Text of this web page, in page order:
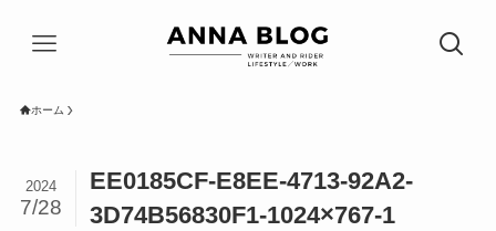
ホーム
EE0185CF-E8EE-4713-92A2-
3D74B56830F1-1024×767-1
2024
7/28